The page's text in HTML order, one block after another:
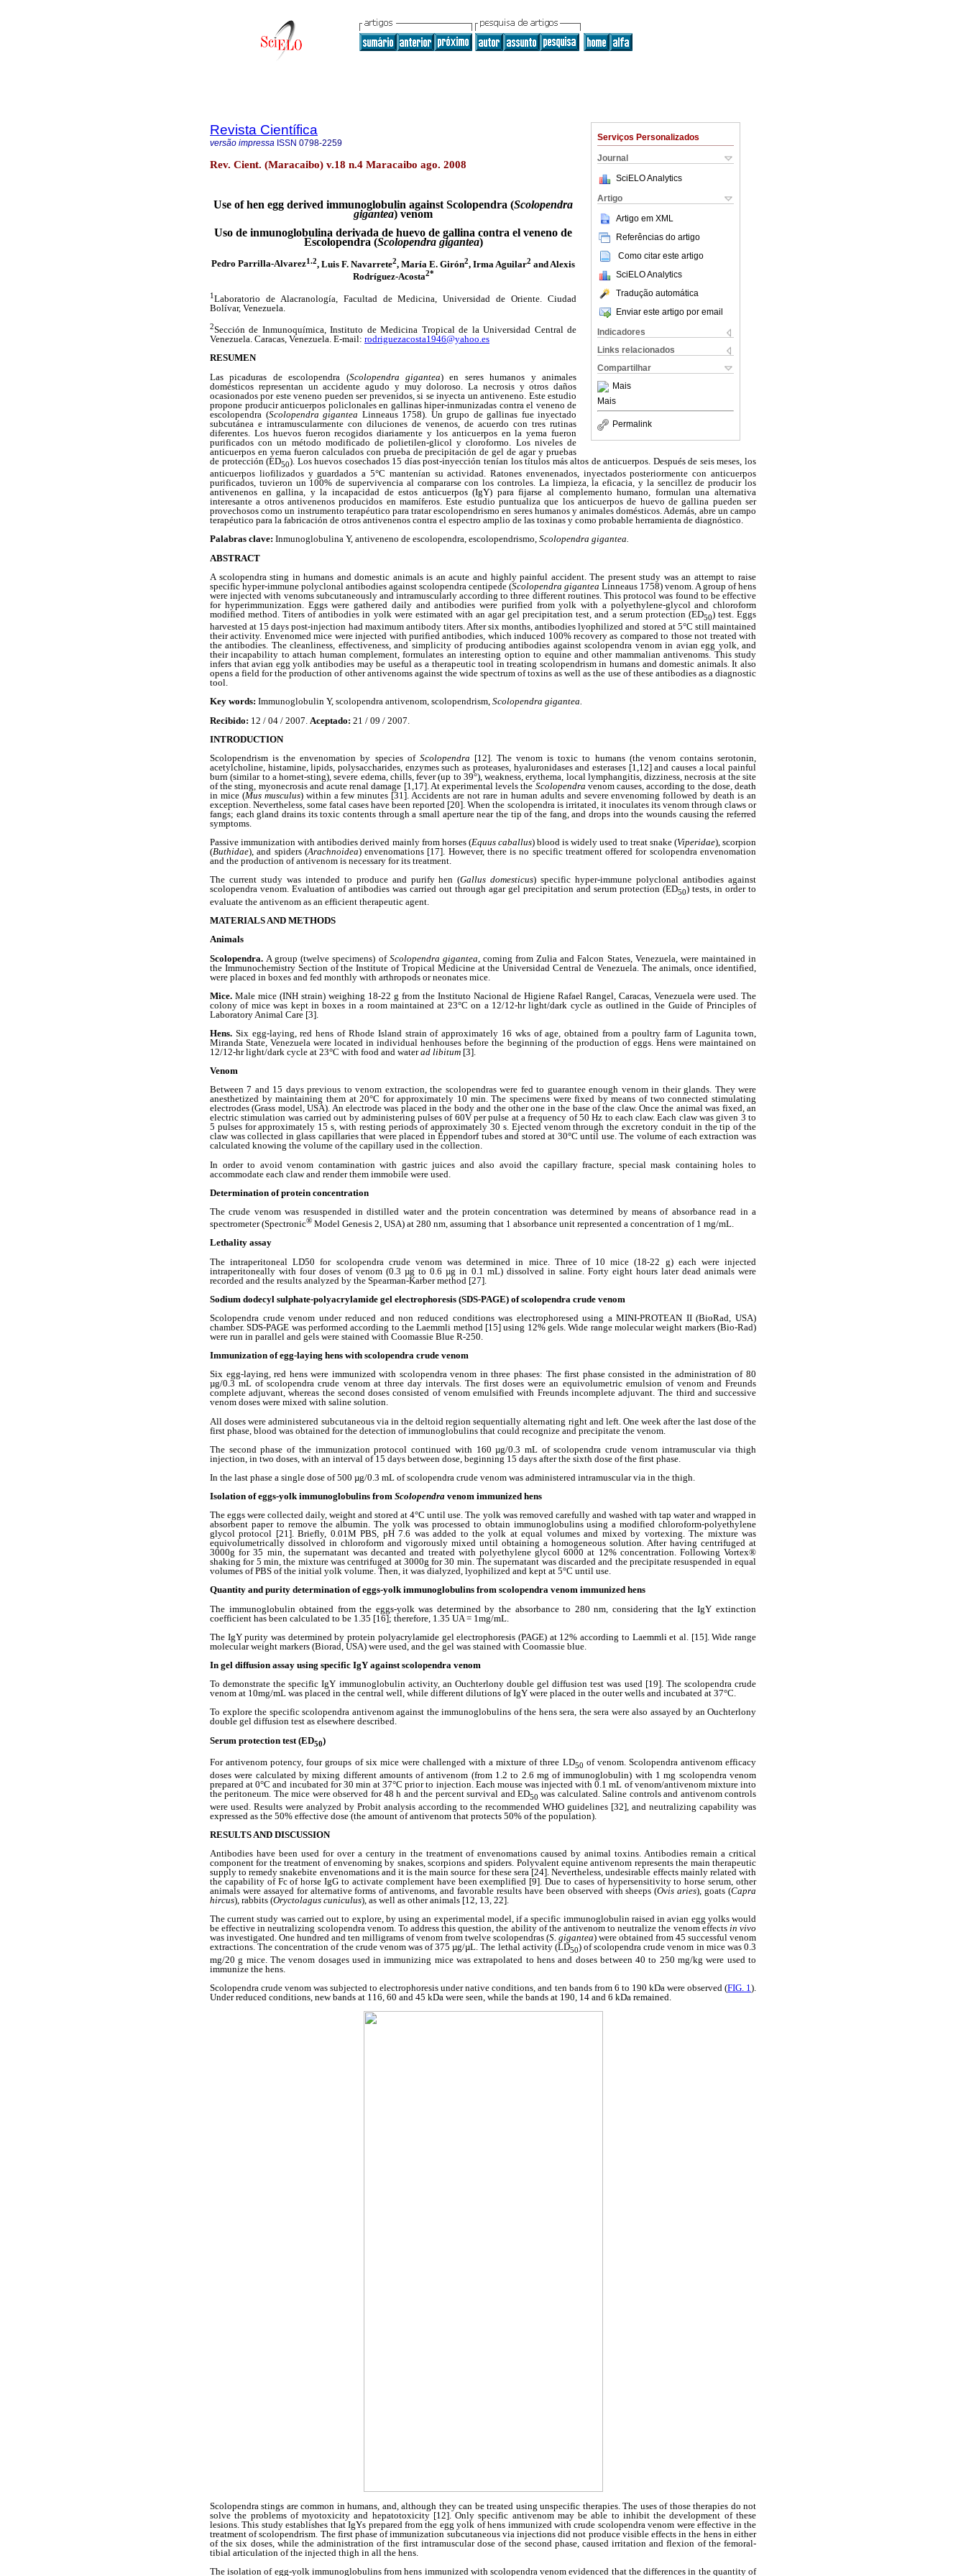
Serviços Personalizados
Journal
SciELO Analytics
Artigo
Artigo em XML
Referências do artigo
Como citar este artigo
SciELO Analytics
Tradução automática
Enviar este artigo por email
Indicadores
Links relacionados
Compartilhar
Mais
Mais
Permalink
Revista Científica
versão impressa ISSN 0798-2259
Rev. Cient. (Maracaibo) v.18 n.4 Maracaibo ago. 2008
Use of hen egg derived immunoglobulin against Scolopendra (Scolopendra
gigantea) venom
Uso de inmunoglobulina derivada de huevo de gallina contra el veneno de
Escolopendra (Scolopendra gigantea)
Pedro Parrilla-Alvarez1.2, Luis F. Navarrete2, María E. Girón2, Irma Aguilar2 and Alexis
Rodríguez-Acosta2*
1Laboratorio de Alacranología, Facultad de Medicina, Universidad de Oriente. Ciudad
Bolívar, Venezuela.
2Sección de Inmunoquímica, Instituto de Medicina Tropical de la Universidad Central de
Venezuela. Caracas, Venezuela. E-mail: rodriguezacosta1946@yahoo.es
RESUMEN
Las picaduras de escolopendra (Scolopendra gigantea) en seres humanos y animales
domésticos representan un accidente agudo y muy doloroso. La necrosis y otros daños
ocasionados por este veneno pueden ser prevenidos, si se inyecta un antiveneno. Este estudio
propone producir anticuerpos policlonales en gallinas hiper-inmunizadas contra el veneno de
escolopendra (Scolopendra gigantea Linneaus 1758). Un grupo de gallinas fue inyectado
subcutánea e intramuscularmente con diluciones de venenos, de acuerdo con tres rutinas
diferentes. Los huevos fueron recogidos diariamente y los anticuerpos en la yema fueron
purificados con un método modificado de polietilen-glicol y cloroformo. Los niveles de
anticuerpos en yema fueron calculados con prueba de precipitación de gel de agar y pruebas
de protección (ED50). Los huevos cosechados 15 días post-inyección tenían los títulos más altos de anticuerpos. Después de seis meses, los
anticuerpos liofilizados y guardados a 5°C mantenían su actividad. Ratones envenenados, inyectados posteriormente con anticuerpos
purificados, tuvieron un 100% de supervivencia al compararse con los controles. La limpieza, la eficacia, y la sencillez de producir los
antivenenos en gallina, y la incapacidad de estos anticuerpos (IgY) para fijarse al complemento humano, formulan una alternativa
interesante a otros antivenenos producidos en mamíferos. Este estudio puntualiza que los anticuerpos de huevo de gallina pueden ser
provechosos como un instrumento terapéutico para tratar escolopendrismo en seres humanos y animales domésticos. Además, abre un campo
terapéutico para la fabricación de otros antivenenos contra el espectro amplio de las toxinas y como probable herramienta de diagnóstico.
Palabras clave: Inmunoglobulina Y, antiveneno de escolopendra, escolopendrismo, Scolopendra gigantea.
ABSTRACT
A scolopendra sting in humans and domestic animals is an acute and highly painful accident. The present study was an attempt to raise
specific hyper-immune polyclonal antibodies against scolopendra centipede (Scolopendra gigantea Linneaus 1758) venom. A group of hens
were injected with venoms subcutaneously and intramuscularly according to three different routines. This protocol was found to be effective
for hyperimmunization. Eggs were gathered daily and antibodies were purified from yolk with a polyethylene-glycol and chloroform
modified method. Titers of antibodies in yolk were estimated with an agar gel precipitation test, and a serum protection (ED50) test. Eggs
harvested at 15 days post-injection had maximum antibody titers. After six months, antibodies lyophilized and stored at 5°C still maintained
their activity. Envenomed mice were injected with purified antibodies, which induced 100% recovery as compared to those not treated with
the antibodies. The cleanliness, effectiveness, and simplicity of producing antibodies against scolopendra venom in avian egg yolk, and
their incapability to attach human complement, formulates an interesting option to equine and other mammalian antivenoms. This study
infers that avian egg yolk antibodies may be useful as a therapeutic tool in treating scolopendrism in humans and domestic animals. It also
opens a field for the production of other antivenoms against the wide spectrum of toxins as well as the use of these antibodies as a diagnostic
tool.
Key words: Immunoglobulin Y, scolopendra antivenom, scolopendrism, Scolopendra gigantea.
Recibido: 12 / 04 / 2007. Aceptado: 21 / 09 / 2007.
INTRODUCTION
Scolopendrism is the envenomation by species of Scolopendra [12]. The venom is toxic to humans (the venom contains serotonin,
acetylcholine, histamine, lipids, polysaccharides, enzymes such as proteases, hyaluronidases and esterases [1,12] and causes a local painful
burn (similar to a hornet-sting), severe edema, chills, fever (up to 39°), weakness, erythema, local lymphangitis, dizziness, necrosis at the site
of the sting, myonecrosis and acute renal damage [1,17]. At experimental levels the Scolopendra venom causes, according to the dose, death
in mice (Mus musculus) within a few minutes [31]. Accidents are not rare in human adults and severe envenoming followed by death is an
exception. Nevertheless, some fatal cases have been reported [20]. When the scolopendra is irritated, it inoculates its venom through claws or
fangs; each gland drains its toxic contents through a small aperture near the tip of the fang, and drops into the wounds causing the referred
symptoms.
Passive immunization with antibodies derived mainly from horses (Equus caballus) blood is widely used to treat snake (Viperidae), scorpion
(Buthidae), and spiders (Arachnoidea) envenomations [17]. However, there is no specific treatment offered for scolopendra envenomation
and the production of antivenom is necessary for its treatment.
The current study was intended to produce and purify hen (Gallus domesticus) specific hyper-immune polyclonal antibodies against
scolopendra venom. Evaluation of antibodies was carried out through agar gel precipitation and serum protection (ED50) tests, in order to
evaluate the antivenom as an efficient therapeutic agent.
MATERIALS AND METHODS
Animals
Scolopendra. A group (twelve specimens) of Scolopendra gigantea , coming from Zulia and Falcon States, Venezuela, were maintained in
the Immunochemistry Section of the Institute of Tropical Medicine at the Universidad Central de Venezuela. The animals, once identified,
were placed in boxes and fed monthly with arthropods or neonates mice.
Mice. Male mice (INH strain) weighing 18-22 g from the Instituto Nacional de Higiene Rafael Rangel, Caracas, Venezuela were used. The
colony of mice was kept in boxes in a room maintained at 23°C on a 12/12-hr light/dark cycle as outlined in the Guide of Principles of
Laboratory Animal Care [3].
Hens. Six egg-laying, red hens of Rhode Island strain of approximately 16 wks of age, obtained from a poultry farm of Lagunita town,
Miranda State, Venezuela were located in individual henhouses before the beginning of the production of eggs. Hens were maintained on
12/12-hr light/dark cycle at 23°C with food and waterad libitum [3].
Venom
Between 7 and 15 days previous to venom extraction, the scolopendras were fed to guarantee enough venom in their glands. They were
anesthetized by maintaining them at 20°C for approximately 10 min. The specimens were fixed by means of two connected stimulating
electrodes (Grass model, USA). An electrode was placed in the body and the other one in the base of the claw. Once the animal was fixed, an
electric stimulation was carried out by administering pulses of 60V per pulse at a frequency of 50 Hz to each claw. Each claw was given 3 to
5 pulses for approximately 15 s, with resting periods of approximately 30 s. Ejected venom through the excretory conduit in the tip of the
claw was collected in glass capillaries that were placed in Eppendorf tubes and stored at 30°C until use. The volume of each extraction was
calculated knowing the volume of the capillary used in the collection.
In order to avoid venom contamination with gastric juices and also avoid the capillary fracture, special mask containing holes to
accommodate each claw and render them immobile were used.
Determination of protein concentration
The crude venom was resuspended in distilled water and the protein concentration was determined by means of absorbance read in a
spectrometer (Spectronic® Model Genesis 2, USA) at 280 nm, assuming that 1 absorbance unit represented a concentration of 1 mg/mL.
Lethality assay
The intraperitoneal LD50 for scolopendra crude venom was determined in mice. Three of 10 mice (18-22 g) each were injected
intraperitoneally with four doses of venom (0.3 µg to 0.6 µg in 0.1 mL) dissolved in saline. Forty eight hours later dead animals were
recorded and the results analyzed by the Spearman-Karber method [27].
Sodium dodecyl sulphate-polyacrylamide gel electrophoresis (SDS-PAGE) of scolopendra crude venom
Scolopendra crude venom under reduced and non reduced conditions was electrophoresed using a MINI-PROTEAN II (BioRad, USA)
chamber. SDS-PAGE was performed according to the Laemmli method [15] using 12% gels. Wide range molecular weight markers (Bio-Rad)
were run in parallel and gels were stained with Coomassie Blue R-250.
Immunization of egg-laying hens with scolopendra crude venom
Six egg-laying, red hens were immunized with scolopendra venom in three phases: The first phase consisted in the administration of 80
µg/0.3 mL of scolopendra crude venom at three day intervals. The first doses were an equivolumetric emulsion of venom and Freunds
complete adjuvant, whereas the second doses consisted of venom emulsified with Freunds incomplete adjuvant. The third and successive
venom doses were mixed with saline solution.
All doses were administered subcutaneous via in the deltoid region sequentially alternating right and left. One week after the last dose of the
first phase, blood was obtained for the detection of immunoglobulins that could recognize and precipitate the venom.
The second phase of the immunization protocol continued with 160 µg/0.3 mL of scolopendra crude venom intramuscular via thigh
injection, in two doses, with an interval of 15 days between dose, beginning 15 days after the sixth dose of the first phase.
In the last phase a single dose of 500 µg/0.3 mL of scolopendra crude venom was administered intramuscular via in the thigh.
Isolation of eggs-yolk immunoglobulins from Scolopendra venom immunized hens
The eggs were collected daily, weight and stored at 4°C until use. The yolk was removed carefully and washed with tap water and wrapped in
absorbent paper to remove the albumin. The yolk was processed to obtain immunoglobulins using a modified chloroform-polyethylene
glycol protocol [21]. Briefly, 0.01M PBS, pH 7.6 was added to the yolk at equal volumes and mixed by vortexing. The mixture was
equivolumetrically dissolved in chloroform and vigorously mixed until obtaining a homogeneous solution. After having centrifuged at
3000g for 35 min, the supernatant was decanted and treated with polyethylene glycol 6000 at 12% concentration. Following Vortex®
shaking for 5 min, the mixture was centrifuged at 3000g for 30 min. The supernatant was discarded and the precipitate resuspended in equal
volumes of PBS of the initial yolk volume. Then, it was dialyzed, lyophilized and kept at 5°C until use.
Quantity and purity determination of eggs-yolkimmunoglobulins from scolopendra venom immunized hens
The immunoglobulin obtained from the eggs-yolk was determined by the absorbance to 280 nm, considering that the IgY extinction
coefficient has been calculated to be 1.35 [16]; therefore, 1.35 UA = 1mg/mL.
The IgY purity was determined by protein polyacrylamide gel electrophoresis (PAGE) at 12% according to Laemmli et al. [15]. Wide range
molecular weight markers (Biorad, USA) were used, and the gel was stained with Coomassie blue.
In gel diffusion assay using specific IgY against scolopendra venom
To demonstrate the specific IgY immunoglobulin activity, an Ouchterlony double gel diffusion test was used [19]. The scolopendra crude
venom at 10mg/mL was placed in the central well, while different dilutions of IgY were placed in the outer wells and incubated at 37°C.
To explore the specific scolopendra antivenom against the immunoglobulins of the hens sera, the sera were also assayed by an Ouchterlony
double gel diffusion test as elsewhere described.
Serum protection test (ED50)
For antivenom potency, four groups of six mice were challenged with a mixture of three LD50 of venom. Scolopendra antivenom efficacy
doses were calculated by mixing different amounts of antivenom (from 1.2 to 2.6 mg of immunoglobulin) with 1 mg scolopendra venom
prepared at 0°C and incubated for 30 min at 37°C prior to injection. Each mouse was injected with 0.1 mL of venom/antivenom mixture into
the peritoneum. The mice were observed for 48 h and the percent survival and ED50 was calculated. Saline controls and antivenom controls
were used. Results were analyzed by Probit analysis according to the recommended WHO guidelines [32], and neutralizing capability was
expressed as the 50% effective dose (the amount of antivenom that protects 50% of the population).
RESULTS AND DISCUSSION
Antibodies have been used for over a century in the treatment of envenomations caused by animal toxins. Antibodies remain a critical
component for the treatment of envenoming by snakes, scorpions and spiders. Polyvalent equine antivenom represents the main therapeutic
supply to remedy snakebite envenomations and it is the main source for these sera [24]. Nevertheless, undesirable effects mainly related with
the capability of Fc of horse IgG to activate complement have been exemplified [9]. Due to cases of hypersensitivity to horse serum, other
animals were assayed for alternative forms of antivenoms, and favorable results have been observed with sheeps (Ovis aries), goats (Capra
hircus), rabbits (Oryctolagus cuniculus), as well as other animals [12, 13, 22].
The current study was carried out to explore, by using an experimental model, if a specific immunoglobulin raised in avian egg yolks would
be effective in neutralizing scolopendra venom. To address this question, the ability of the antivenom to neutralize the venom effects in vivo
was investigated. One hundred and ten milligrams of venom from twelve scolopendras (S. gigantea) were obtained from 45 successful venom
extractions. The concentration of the crude venom was of 375 µg/µL. The lethal activity (LD50) of scolopendra crude venom in mice was 0.3
mg/20 g mice. The venom dosages used in immunizing mice was extrapolated to hens and doses between 40 to 250 mg/kg were used to
immunize the hens.
Scolopendra crude venom was subjected to electrophoresis under native conditions, and ten bands from 6 to 190 kDa were observed (FIG. 1).
Under reduced conditions, new bands at 116, 60 and 45 kDa were seen, while the bands at 190, 14 and 6 kDa remained.
Scolopendra stings are common in humans, and, although they can be treated using unspecific therapies. The uses of those therapies do not
solve the problems of myotoxicity and hepatotoxicity [12]. Only specific antivenom may be able to inhibit the development of these
lesions. This study establishes that IgYs prepared from the egg yolk of hens immunized with crude scolopendra venom were effective in the
treatment of scolopendrism. The first phase of immunization subcutaneous via injections did not produce visible effects in the hens in either
of the six doses, while the administration of the first intramuscular dose of the second phase, caused irritation and flexion of the femoral-
tibial articulation of the injected thigh in all the hens.
The isolation of egg-yolk immunoglobulins from hens immunized with scolopendra venom evidenced that the differences in the quantity of